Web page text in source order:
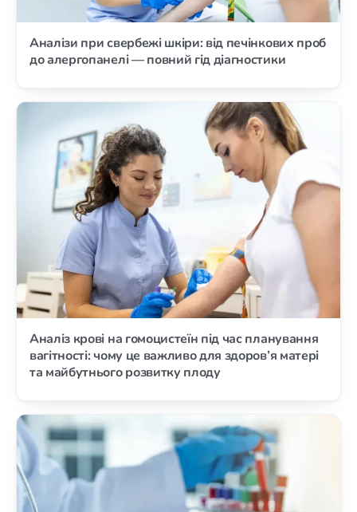
Аналізи при свербежі шкіри: від печінкових проб
до алергопанелі — повний гід діагностики
Аналіз крові на гомоцистеїн під час планування
вагітності: чому це важливо для здоров’я матері
та майбутнього розвитку плоду